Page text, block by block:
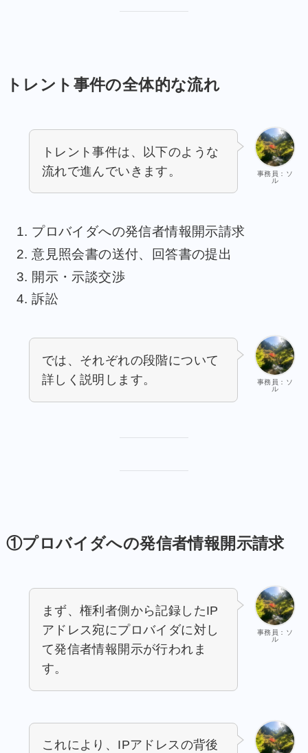
トレント事件の全体的な流れ
事務員：ソ
ル
トレント事件は、以下のような
流れで進んでいきます。
プロバイダへの発信者情報開示請求
意見照会書の送付、回答書の提出
開示・示談交渉
訴訟
事務員：ソ
ル
では、それぞれの段階について
詳しく説明します。
①プロバイダへの発信者情報開示請求
事務員：ソ
ル
まず、権利者側から記録したIP
アドレス宛にプロバイダに対し
て発信者情報開示が行われま
す。
これにより、IPアドレスの背後